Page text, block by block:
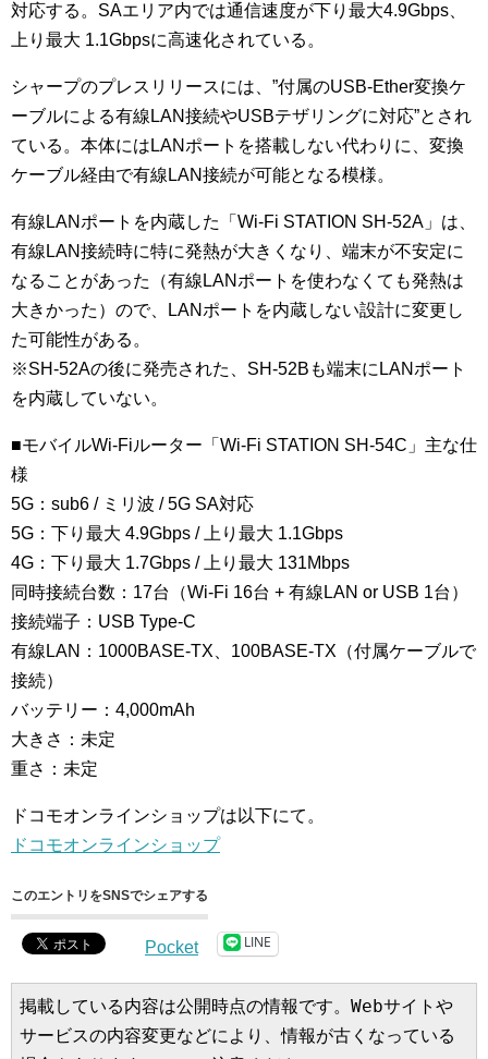
対応する。SAエリア内では通信速度が下り最大4.9Gbps、
上り最大 1.1Gbpsに高速化されている。
シャープのプレスリリースには、”付属のUSB-Ether変換ケ
ーブルによる有線LAN接続やUSBテザリングに対応”とされ
ている。本体にはLANポートを搭載しない代わりに、変換
ケーブル経由で有線LAN接続が可能となる模様。
有線LANポートを内蔵した「Wi-Fi STATION SH-52A」は、
有線LAN接続時に特に発熱が大きくなり、端末が不安定に
なることがあった（有線LANポートを使わなくても発熱は
大きかった）ので、LANポートを内蔵しない設計に変更し
た可能性がある。
※SH-52Aの後に発売された、SH-52Bも端末にLANポート
を内蔵していない。
■モバイルWi-Fiルーター「Wi-Fi STATION SH-54C」主な仕
様
5G：sub6 / ミリ波 / 5G SA対応
5G：下り最大 4.9Gbps / 上り最大 1.1Gbps
4G：下り最大 1.7Gbps / 上り最大 131Mbps
同時接続台数：17台（Wi-Fi 16台 + 有線LAN or USB 1台）
接続端子：USB Type-C
有線LAN：1000BASE-TX、100BASE-TX（付属ケーブルで
接続）
バッテリー：4,000mAh
大きさ：未定
重さ：未定
ドコモオンラインショップは以下にて。
ドコモオンラインショップ
このエントリをSNSでシェアする
Pocket LINE
掲載している内容は公開時点の情報です。Webサイトや
サービスの内容変更などにより、情報が古くなっている